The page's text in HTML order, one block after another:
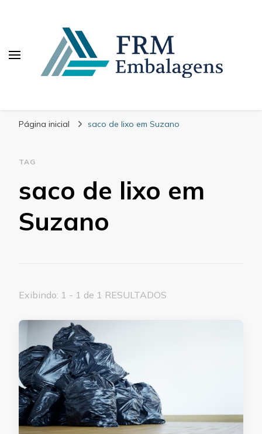
Página inicial saco de lixo em Suzano
TAG
saco de lixo em
Suzano
Exibindo: 1 - 1 de 1 RESULTADOS